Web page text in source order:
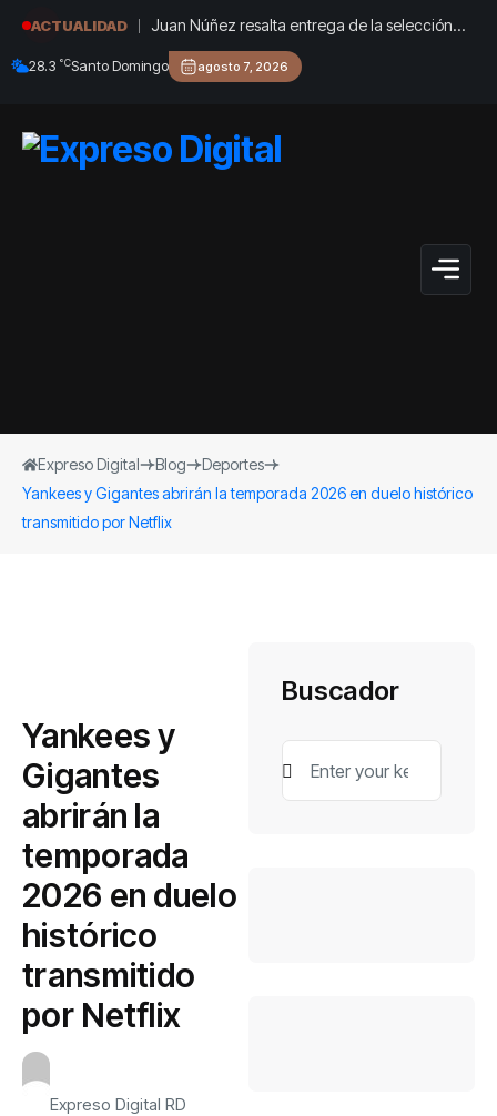
ACTUALIDAD
Juan Núñez resalta entrega de la selección
dominicana de béisbol pese a quedar sin
medallas
28.3 °CSanto Domingo agosto 7, 2026
Expreso Digital Blog
Deportes
Yankees y Gigantes abrirán la temporada 2026 en duelo histórico
transmitido por Netflix
Yankees y
Gigantes
abrirán la
temporada
2026 en duelo
histórico
transmitido
por Netflix
Expreso Digital RD
Buscador